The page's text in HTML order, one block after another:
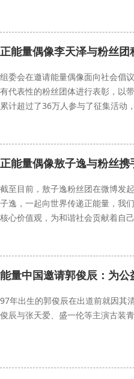
正能量偶像李天泽与粉丝
组委会在邀请能量偶像面向社会倡
有代表性的粉丝团体进行表彰，以
累计超过了36万人参与了征集活动
正能量偶像敖子逸与粉丝携
截至目前，敖子逸粉丝团在微博发
子逸，一起向世界传递正能量，我
核心价值观，为和谐社会贡献着自己
能量中国邀请郭俊辰：为公
97年出生的郭俊辰在出道前就因其
俊辰与张天爱、盛一伦等主演古装